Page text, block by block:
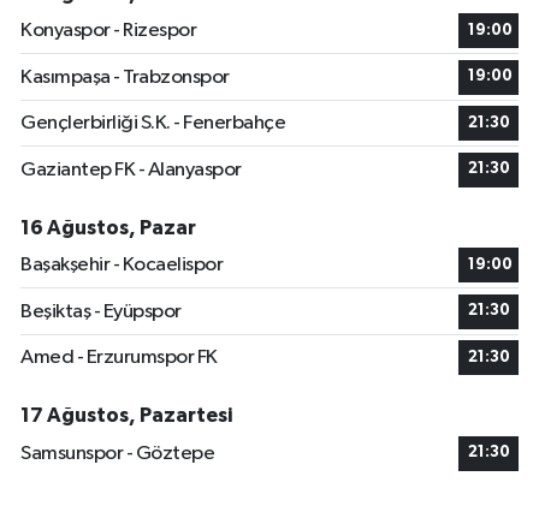
Konyaspor - Rizespor
19:00
Kasımpaşa - Trabzonspor 19:00
Gençlerbirliği S.K. - Fenerbahçe 21:30
Gaziantep FK - Alanyaspor 21:30
16 Ağustos, Pazar
Başakşehir - Kocaelispor
19:00
Beşiktaş - Eyüpspor 21:30
Amed - Erzurumspor FK 21:30
17 Ağustos, Pazartesi
Samsunspor - Göztepe
21:30